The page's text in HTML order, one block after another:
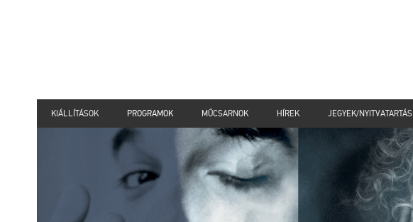
KIÁLLÍTÁSOK PROGRAMOK MŰCSARNOK HÍREK JEGYEK/NYITVATARTÁS